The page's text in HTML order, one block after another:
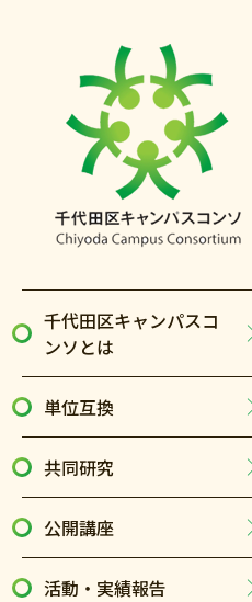
千代田区キャンパスコ
ンソとは
単位互換
共同研究
公開講座
活動・実績報告